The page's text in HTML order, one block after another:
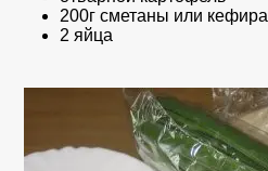
200г сметаны или кефира
2 яйца